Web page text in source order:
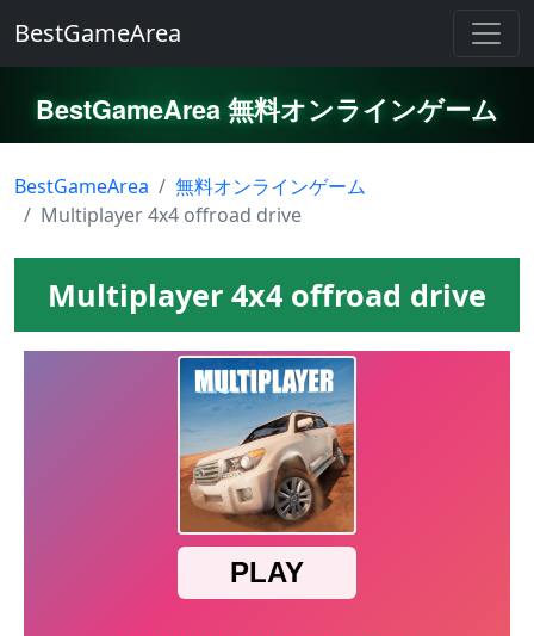
BestGameArea
BestGameArea 無料オンラインゲーム
BestGameArea
無料オンラインゲーム
Multiplayer 4x4 offroad drive
Multiplayer 4x4 offroad drive